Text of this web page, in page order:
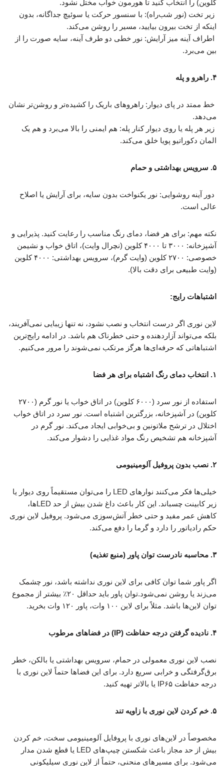
کلوین) را انتخاب کنید تا هورمون خواب مختل نشود.
زیر تخت (نور شب‌راه): با سنسور حرکت یا سوئیچ جداگانه، بدون
اینکه از تخت بیرون بیایید، مسیر را روشن می‌کند.
اطراف آینه میز آرایش: نور خطی دو طرف آینه، سایه صورت را از
بین می‌برد.
۴. راهرو و پله
خط ممتد در پای دیوار: راهروهای باریک را کشیده‌تر و روشن‌تر نشان
می‌دهد.
زیر هر پله یا روی دیوار کنار پله: هم ایمنی را بالا می‌برد و هم یک
المان دکوراتیو پویا خلق می‌کند.
۵. سرویس بهداشتی و حمام
دور آینه روشوایی: نور یکنواخت بدون سایه، برای آرایش یا اصلاح
عالی است.
نکته مهم: برای هر فضا، دمای رنگ مناسب را رعایت کنید. پذیرایی و
آشپزخانه: ۳۰۰۰ تا ۴۰۰۰ کلوین (نچرال وایت)، اتاق خواب و نشیمن
خصوصی: ۲۷۰۰ کلوین (وایت گرم)، سرویس بهداشتی: ۴۰۰۰ کلوین
(وایت طبیعی برای دقت بالا).
اشتباهات رایج:
لاین نوری اگر درست انتخاب و نصب نشود، نه تنها زیبایی نمی‌آفریند،
بلکه می‌تواند آزاردهنده و حتی خطرناک هم باشد. در ادامه رایج‌ترین
اشتباهاتی که حرفه‌ای‌ها هرگز مرتکب نمی‌شوند را مرور می‌کنیم.
۱. انتخاب دمای رنگ اشتباه برای هر فضا
استفاده از نور سرد (۶۰۰۰ کلوین) در اتاق خواب یا نور گرم (۲۷۰۰
کلوین) در آشپزخانه، بزرگترین اشتباه است. نور سرد در اتاق خواب
اختلال در ترشح ملاتونین و بی‌خوابی ایجاد می‌کند. نور گرم در
آشپزخانه هم تشخیص رنگ مواد غذایی را دشوار می‌کند.
۲. نصب بدون پروفیل آلومینیومی
خیلی‌ها فکر می‌کنند نوارهای LED را می‌توان مستقیماً روی دیوار یا
زیر کابینت چسباند. این کار باعث داغ شدن بیش از حد LEDها،
کاهش عمر مفید و حتی خطر آتش‌سوزی می‌شود. پروفیل لاین نوری
حکم رادیاتور را دارد و گرما را دفع می‌کند.
۳. محاسبه نادرست توان پاور (منبع تغذیه)
اگر پاور شما توان کافی برای لاین نوری نداشته باشد، نور چشمک
می‌زند یا روشن نمی‌شود.توان پاور باید حداقل ۲۰٪ بیشتر از مجموع
توان لاین‌ها باشد. مثلاً برای لاین ۱۰۰ وات، پاور ۱۲۰ وات بخرید.
۴. نادیده گرفتن درجه حفاظت (IP) در فضاهای مرطوب
نصب لاین نوری معمولی در حمام، سرویس بهداشتی یا بالکن، خطر
برق‌گرفتگی و خرابی سریع دارد. برای این فضاها حتماً لاین نوری با
درجه حفاظت IP۶۵ یا بالاتر تهیه کنید.
۵. خم کردن لاین نوری با زاویه تند
مخصوصاً در لاین‌های نوری با پروفایل آلومینیومی سخت، خم کردن
بیش از حد مجاز باعث شکستن چیپ‌های LED یا قطع شدن مدار
می‌شود. برای مسیرهای منحنی، حتماً از لاین نوری سیلیکونی